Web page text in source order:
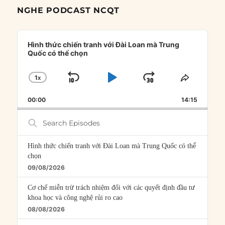
NGHE PODCAST NCQT
Audio
Player
Hình thức chiến tranh với Đài Loan mà Trung
Quốc có thể chọn
CHANGE
RATE
1X
SKIP
PLAYJUMP
FORWARD
SHARE
00:00 14:15
Search
Episodes
Hình thức chiến tranh với Đài Loan mà Trung Quốc có thể
chọn
09/08/2026
Cơ chế miễn trừ trách nhiệm đối với các quyết định đầu tư
khoa học và công nghệ rủi ro cao
08/08/2026